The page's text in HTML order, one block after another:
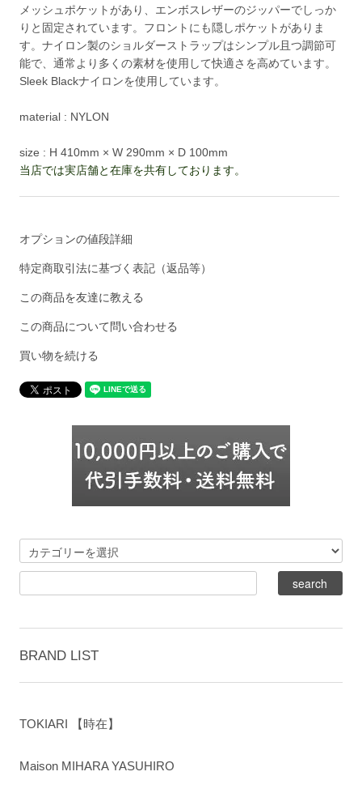
メッシュポケットがあり、エンボスレザーのジッパーでしっか
りと固定されています。フロントにも隠しポケットがありま
す。ナイロン製のショルダーストラップはシンプル且つ調節可
能で、通常より多くの素材を使用して快適さを高めています。
Sleek Blackナイロンを使用しています。
material : NYLON
size : H 410mm × W 290mm × D 100mm
当店では実店舗と在庫を共有しております。
オプションの値段詳細
特定商取引法に基づく表記（返品等）
この商品を友達に教える
この商品について問い合わせる
買い物を続ける
BRAND LIST
TOKIARI 【時在】
Maison MIHARA YASUHIRO